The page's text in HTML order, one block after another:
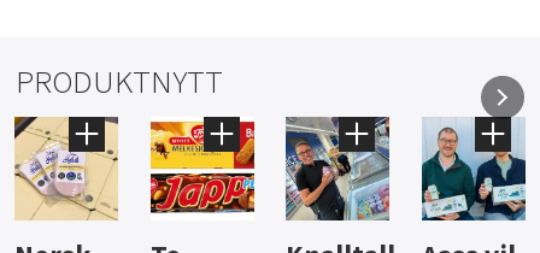
PRODUKTNYTT